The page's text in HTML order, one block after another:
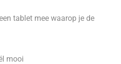
tablet mee waarop je de
mooi